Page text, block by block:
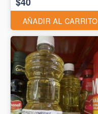
AÑADIR AL CARRITO